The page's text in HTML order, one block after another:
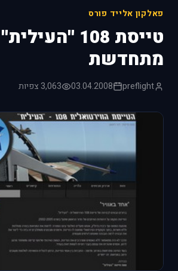
פאלקון אלייד פורס
טייסת 108 ''העילית''
מתחדשת
preflight
03.04.2008 3,063 צפיות